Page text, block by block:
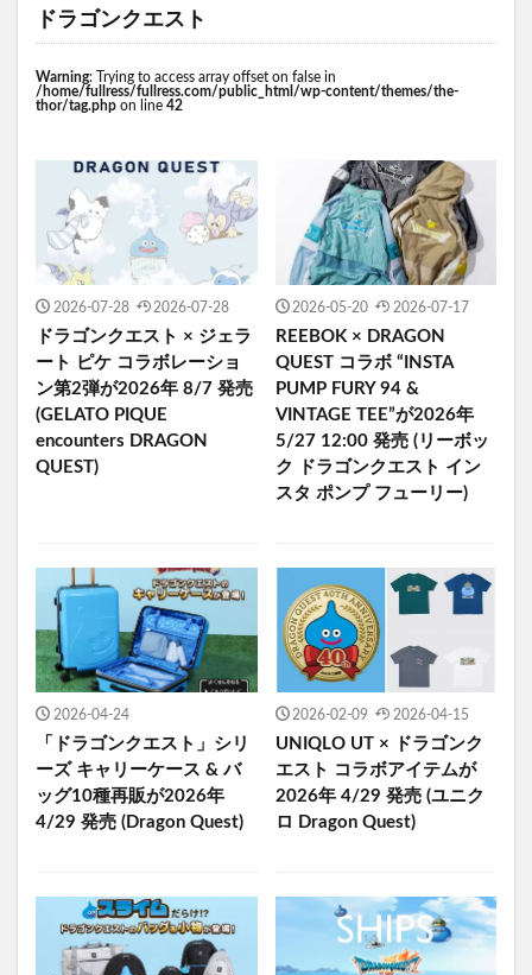
ドラゴンクエスト
Warning: Trying to access array offset on false in
/home/fullress/fullress.com/public_html/wp-content/themes/the-
thor/tag.php on line 42
2026-07-28 2026-07-28
ドラゴンクエスト × ジェラ
ート ピケ コラボレーショ
ン第2弾が2026年 8/7 発売
(GELATO PIQUE
encounters DRAGON
QUEST)
2026-05-20 2026-07-17
REEBOK × DRAGON
QUEST コラボ “INSTA
PUMP FURY 94 &
VINTAGE TEE”が2026年
5/27 12:00 発売 (リーボッ
ク ドラゴンクエスト イン
スタ ポンプ フューリー)
2026-04-24
「ドラゴンクエスト」シリ
ーズ キャリーケース & バ
ッグ10種再販が2026年
4/29 発売 (Dragon Quest)
2026-02-09 2026-04-15
UNIQLO UT × ドラゴンク
エスト コラボアイテムが
2026年 4/29 発売 (ユニク
ロ Dragon Quest)